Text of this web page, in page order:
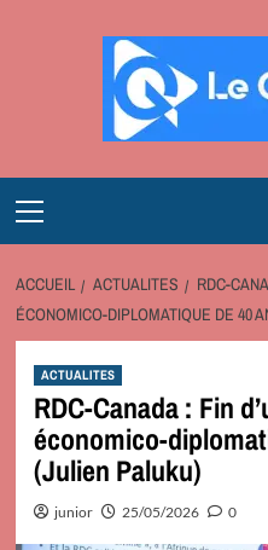
Menu
ACCUEIL ACTUALITES
RDC-
ÉCONOMICO-DIPLOMATIQUE DE 40
ACTUALITES
RDC-Canada : Fin
économico-
(Julien Paluku)
junior 25/05/2026 0